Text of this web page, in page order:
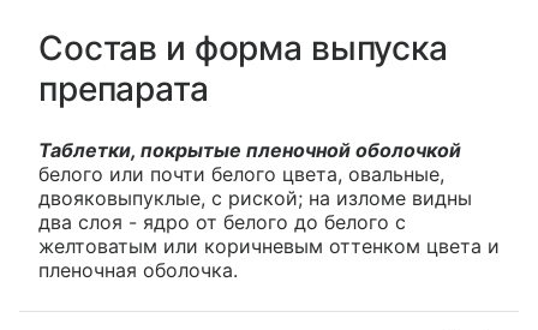
Состав и форма выпуска
препарата
Таблетки, покрытые пленочной оболочкой
белого или почти белого цвета, овальные,
двояковыпуклые, с риской; на изломе видны
два слоя - ядро от белого до белого с
желтоватым или коричневым оттенком цвета и
пленочная оболочка.